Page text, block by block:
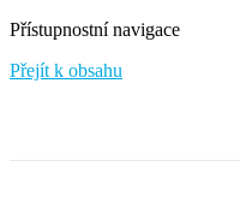
Přístupnostní navigace
Přejít k obsahu